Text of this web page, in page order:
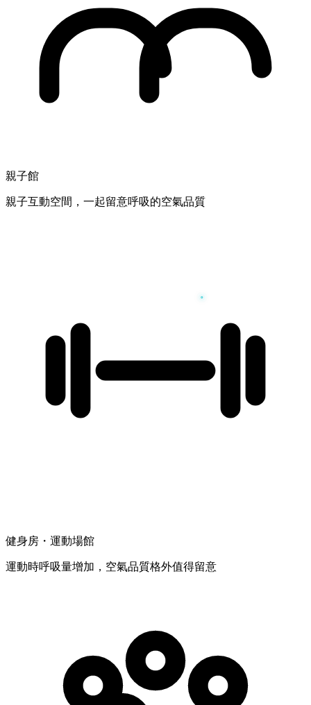
親子館
親子互動空間，一起留意呼吸的空氣品質
健身房・運動場館
運動時呼吸量增加，空氣品質格外值得留意